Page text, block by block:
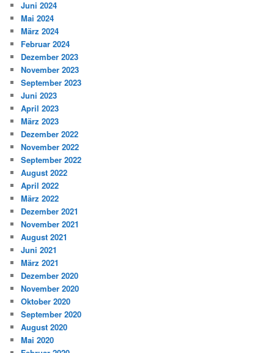
Juni 2024
Mai 2024
März 2024
Februar 2024
Dezember 2023
November 2023
September 2023
Juni 2023
April 2023
März 2023
Dezember 2022
November 2022
September 2022
August 2022
April 2022
März 2022
Dezember 2021
November 2021
August 2021
Juni 2021
März 2021
Dezember 2020
November 2020
Oktober 2020
September 2020
August 2020
Mai 2020